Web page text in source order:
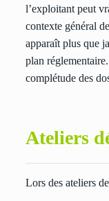
l’exploitant peut
contexte général
apparaît plus que
plan
complétude des
Ateliers
Lors des ateliers